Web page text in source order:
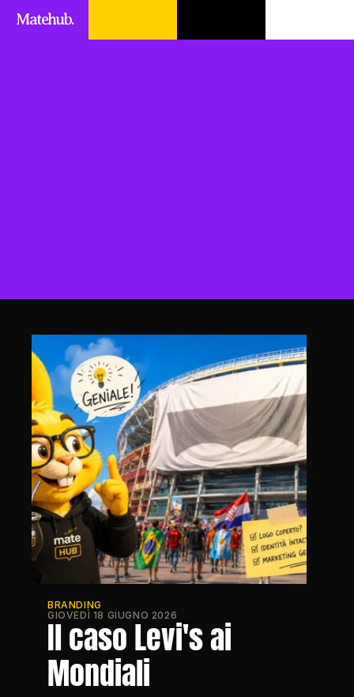
BRANDING
GIOVEDÌ 18 GIUGNO 2026
Il caso Levi's ai
Mondiali
Matehub.